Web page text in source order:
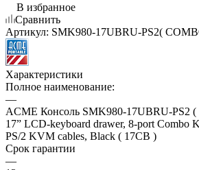
В избранное
Сравнить
Артикул: SMK980-17UBRU-PS2(
Характеристики
Полное наименование:
—
ACME Консоль SMK980-17UBRU-PS2
17” LCD-keyboard drawer, 8-port Combo
PS/2 KVM cables, Black ( 17CB )
Срок гарантии
—